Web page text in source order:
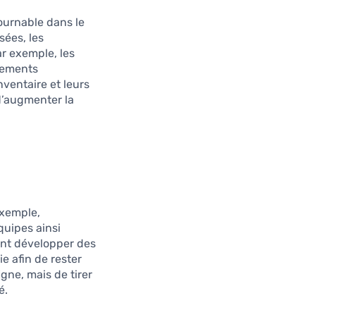
dans le
les
exemple, les
et leurs
la
ainsi
développer des
afin de rester
mais de tirer